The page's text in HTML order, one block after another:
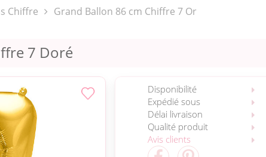
Chiffre Grand Ballon 86 cm Chiffre 7 Or
7 Doré
Disponibilité
Expédié sous
Délai livraison
Qualité produit
Avis clients